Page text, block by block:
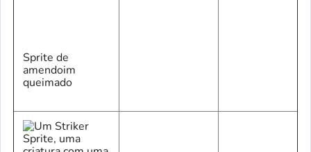
Sprite de
amendoim
queimado